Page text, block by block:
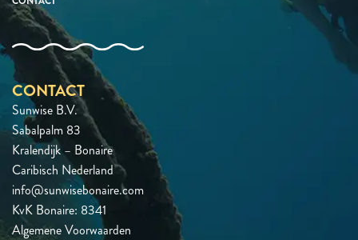
CONTACT
Sunwise B.V.
Sabalpalm 83
Kralendijk – Bonaire
Caribisch Nederland
info@sunwisebonaire.com
KvK Bonaire: 8341
Algemene Voorwaarden